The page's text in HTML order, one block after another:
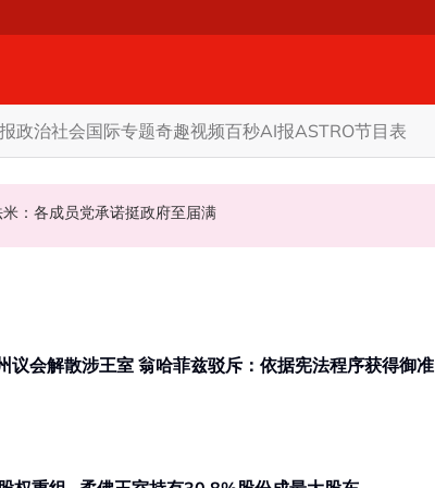
政治社会国际专题奇趣视频百秒AI报ASTRO节目表
影沦“反面教材”？ 狮城本土电影公司国庆献礼掀网民论战
要求安华解释为何冻结MyKHAS权限 5蓝眼议员: 改革不是把人民拨款政治化
全国大选提前举行 法米：各成员党承诺挺政府至届满
卜艾称柔州议会解散涉王室 翁哈菲兹驳斥：依据宪法程序获得御准